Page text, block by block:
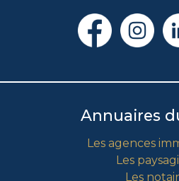
Annuaires
Les agences
Les
Les